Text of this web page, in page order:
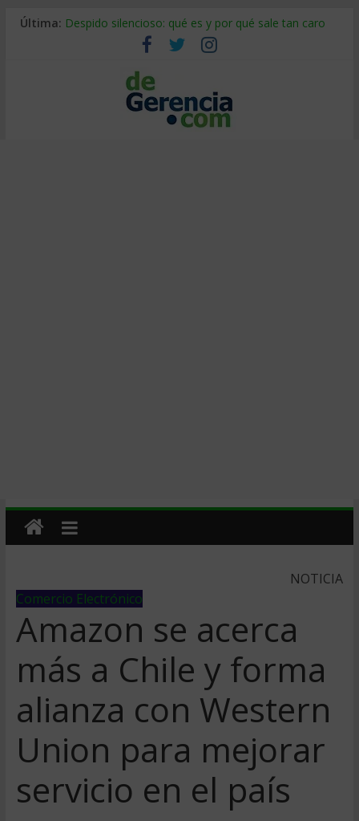
Última: Despido silencioso: qué es y por qué sale tan caro
La economía de Venezuela después del terremoto
Los 8 pasos de Kotter: liderar el cambio sin fracasar
Gestión de proyectos con IA: qué cambia en el oficio
IA y creatividad: cómo evitar que todos piensen igual
NOTICIA
Comercio Electrónico
Amazon se acerca
más a Chile y forma
alianza con Western
Union para mejorar
servicio en el país